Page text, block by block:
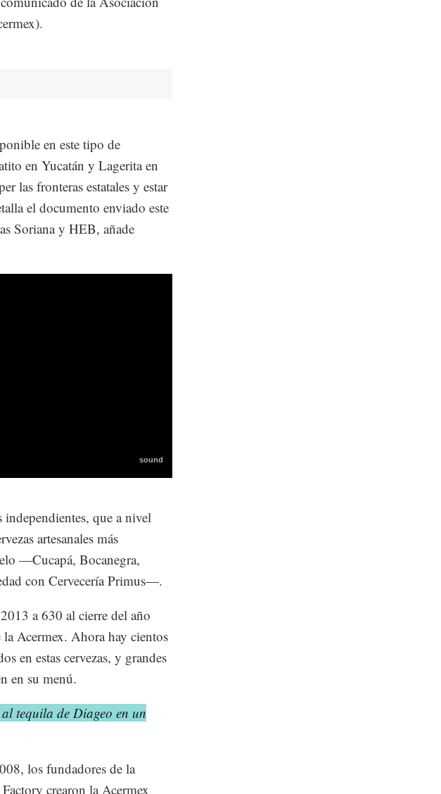
en este tipo de
en Yucatán y Lagerita en
las fronteras estatales y estar
el documento enviado este
Soriana y HEB, añade
independientes, que a nivel
artesanales más
—Cucapá, Bocanegra,
con Cervecería Primus—.
a 630 al cierre del año
Acermex. Ahora hay cientos
en estas cervezas, y grandes
en su menú.
tequila de Diageo en un
los fundadores de la
crearon la Acermex